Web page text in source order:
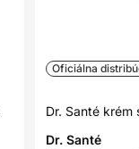
Oficiálna
Dr. Santé krém
Dr. Santé